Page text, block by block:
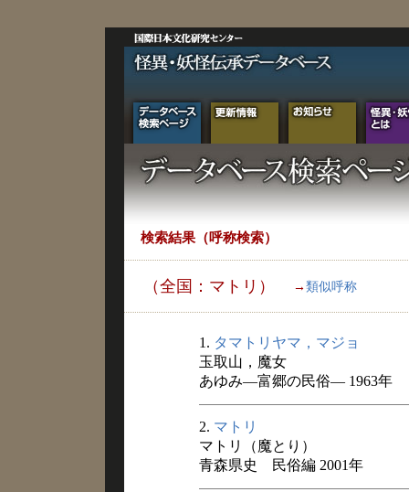
検索結果（呼称検索）
（全国：マトリ） → 類似呼称
1. タマトリヤマ，マジョ
玉取山，魔女
あゆみ―富郷の民俗― 1963年
2. マトリ
マトリ（魔とり）
青森県史 民俗編 2001年